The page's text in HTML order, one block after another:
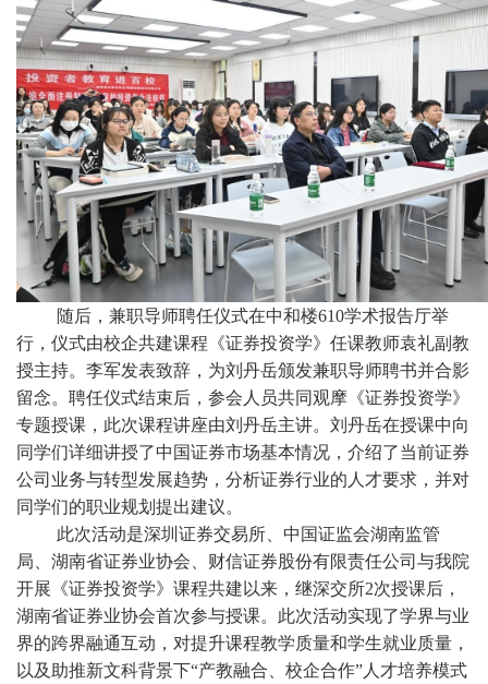
随后，兼职导师聘任仪式在中和楼610学术报告厅举
行，仪式由校企共建课程《证券投资学》任课教师袁礼副教
授主持。李军发表致辞，为刘丹岳颁发兼职导师聘书并合影
留念。聘任仪式结束后，参会人员共同观摩《证券投资学》
专题授课，此次课程讲座由刘丹岳主讲。刘丹岳在授课中向
同学们详细讲授了中国证券市场基本情况，介绍了当前证券
公司业务与转型发展趋势，分析证券行业的人才要求，并对
同学们的职业规划提出建议。
此次活动是深圳证券交易所、中国证监会湖南监管
局、湖南省证券业协会、财信证券股份有限责任公司与我院
开展《证券投资学》课程共建以来，继深交所2次授课后，
湖南省证券业协会首次参与授课。此次活动实现了学界与业
界的跨界融通互动，对提升课程教学质量和学生就业质量，
以及助推新文科背景下“产教融合、校企合作”人才培养模式